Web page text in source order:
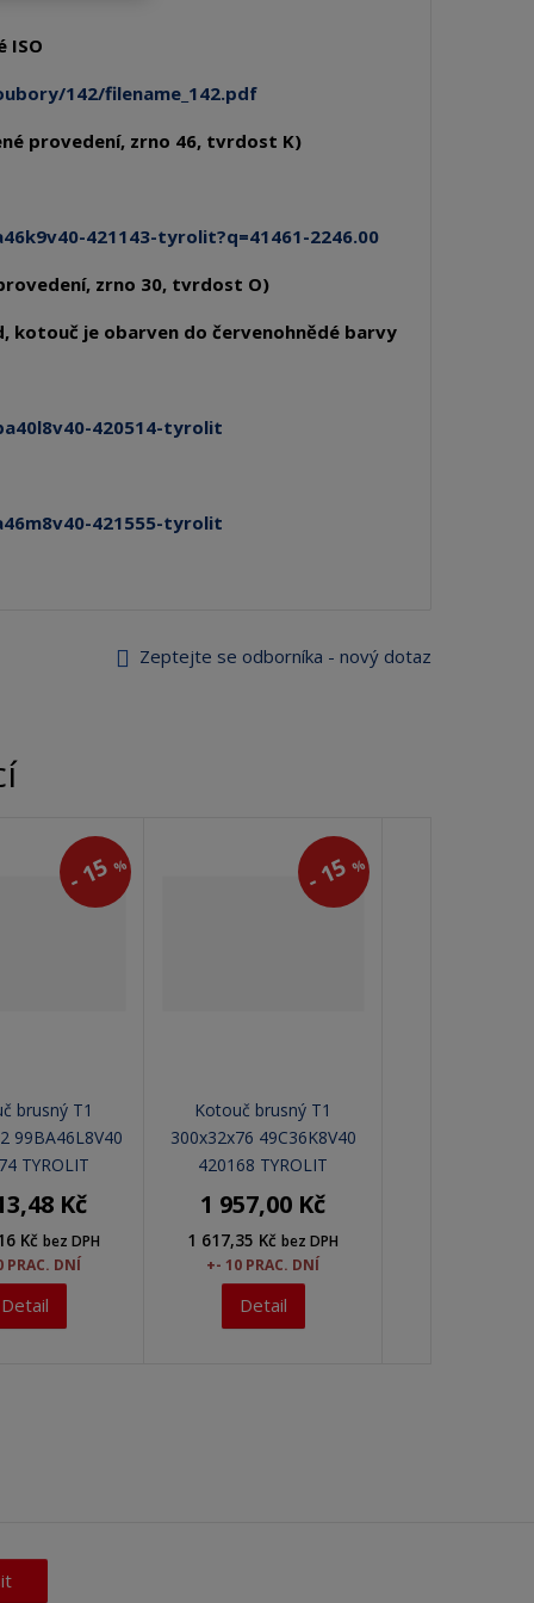
ISO
142/filename_142.pdf
provedení, zrno 46, tvrdost K)
421143-tyrolit?q=41461-2246.00
zrno 30, tvrdost O)
kotouč je obarven do červenohnědé barvy
420514-tyrolit
421555-tyrolit
Zeptejte se odborníka - nový dotaz
-15%
brusný T1
99BA46L8V40
TYROLIT
Kč
Kč bez DPH
PRAC. DNÍ
Detail
-15%
Kotouč brusný T1
300x32x76 49C36K8V40
420168 TYROLIT
1 957,00 Kč
1 617,35 Kč bez DPH
+- 10 PRAC. DNÍ
Detail